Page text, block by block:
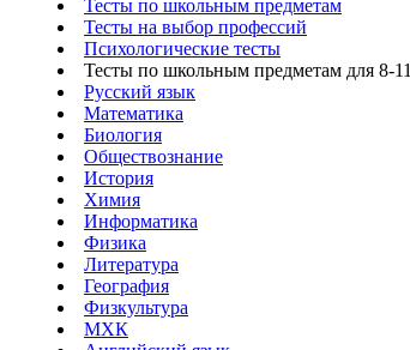
Тесты по школьным предметам
Тесты на выбор профессий
Психологические тесты
Тесты по школьным предметам для 8-
Русский язык
Математика
Биология
Обществознание
История
Химия
Информатика
Физика
Литература
География
Физкультура
МХК